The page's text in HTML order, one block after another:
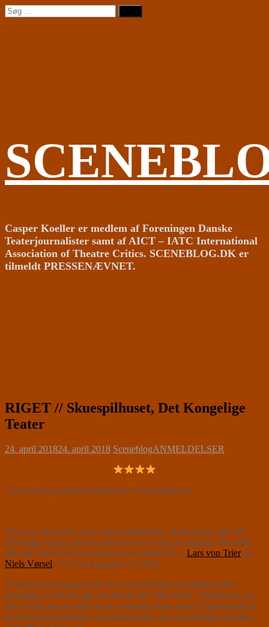
Videre
til
Søg
efter:
Casper Koeller er medlem af Foreningen Danske
Teaterjournalister samt af AICT – IATC International
Association of Theatre Critics. SCENEBLOG.DK er
tilmeldt PRESSENÆVNET.
RIGET // Skuespilhuset, Det Kongelige
Teater
24. april 201824. april 2018 SceneblogANMELDELSER
Gys, hvin og spontane klapsalver i Skuespilhuset.
Når man skal pille ved et nationalklenodie, så skal man gøre det
ordentligt. Og jeg skal da lige love for at Det Kongelige Skuespil
går hele vejen med iscenesættelsen af RIGET – Lars von Trier&
Niels Vørsels TV kult klassiker fra 1994.
At skabe en scenografi der lever op til Rigets omdømme som
hjemsøgt, er blevet lagt i hænderne på Palle Steen Christensen, og
han formår på storslået vis at omdanne Store Scene i Skuespilhuset
til præcis den blanding af sterilt hospital og overnaturligt arnested